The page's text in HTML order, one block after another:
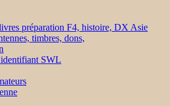
préparation F4, histoire, DX Asie
timbres, dons,
SWL